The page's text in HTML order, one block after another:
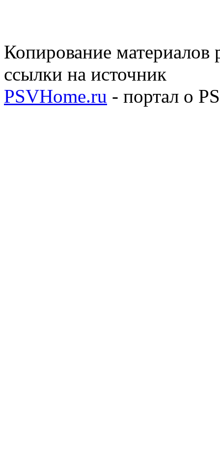
Копирование материалов
ссылки на источник
PSVHome.ru - портал о